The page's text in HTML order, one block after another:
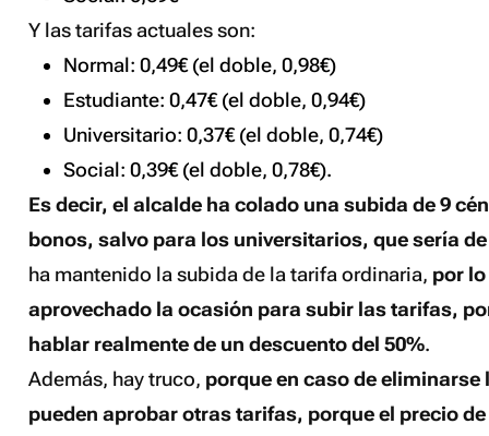
Y las tarifas actuales son:
Normal: 0,49€ (el doble, 0,98€)
Estudiante: 0,47€ (el doble, 0,94€)
Universitario: 0,37€ (el doble, 0,74€)
Social: 0,39€ (el doble, 0,78€).
Es decir, el alcalde ha colado una subida de 9
bonos, salvo para los universitarios, que sería
ha mantenido la subida de la tarifa ordinaria, por
aprovechado la ocasión para subir las tarifas,
hablar realmente de un descuento del 50%.
Además, hay truco, porque en caso de eliminarse
pueden aprobar otras tarifas, porque el precio